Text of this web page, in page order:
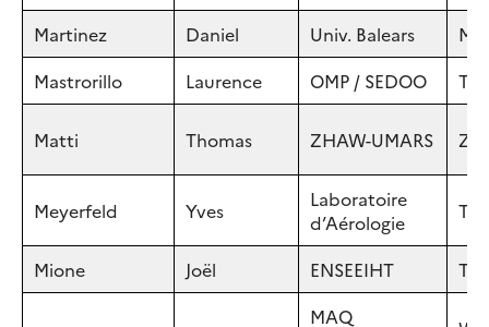
Martinez
Daniel Univ. Balears
Mastrorillo
Laurence OMP / SEDOO
Matti Thomas ZHAW-UMARS
Meyerfeld Yves
Laboratoire
d’Aérologie
Mione Joël ENSEEIHT
MAQ